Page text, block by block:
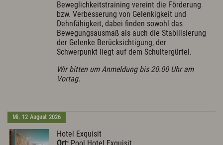
Beweglichkeitstraining vereint die Förderung
bzw. Verbesserung von Gelenkigkeit und
Dehnfähigkeit, dabei finden sowohl das
Bewegungsausmaß als auch die Stabilisierung
der Gelenke Berücksichtigung, der
Schwerpunkt liegt auf dem Schultergürtel.
Wir bitten um Anmeldung bis 20.00 Uhr am
Vortag.
Mi. 12 August 2026
Hotel Exquisit